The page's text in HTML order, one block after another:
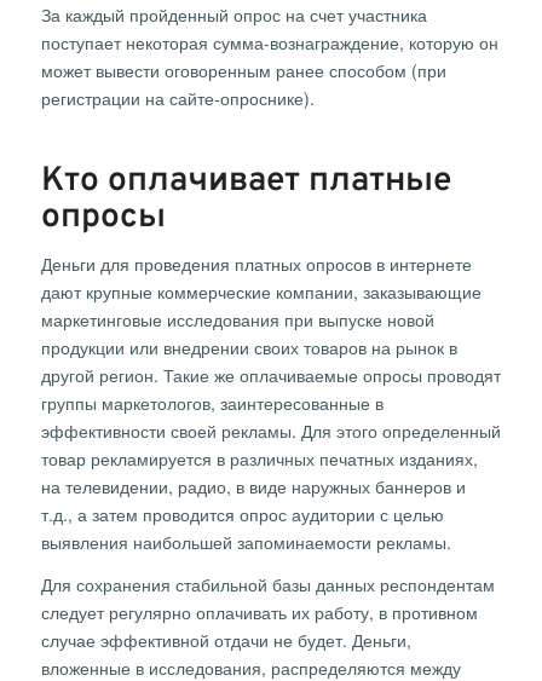
За каждый пройденный опрос на счет участника
поступает некоторая сумма-вознаграждение, которую он
может вывести оговоренным ранее способом (при
регистрации на сайте-опроснике).
Кто оплачивает платные
опросы
Деньги для проведения платных опросов в интернете
дают крупные коммерческие компании, заказывающие
маркетинговые исследования при выпуске новой
продукции или внедрении своих товаров на рынок в
другой регион. Такие же оплачиваемые опросы проводят
группы маркетологов, заинтересованные в
эффективности своей рекламы. Для этого определенный
товар рекламируется в различных печатных изданиях,
на телевидении, радио, в виде наружных баннеров и
т.д., а затем проводится опрос аудитории с целью
выявления наибольшей запоминаемости рекламы.
Для сохранения стабильной базы данных респондентам
следует регулярно оплачивать их работу, в противном
случае эффективной отдачи не будет. Деньги,
вложенные в исследования, распределяются между